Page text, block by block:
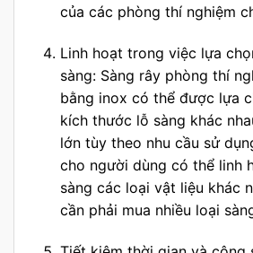
của các phòng thí nghiệm
Linh hoạt trong việc lựa
sàng: Sàng rây phòng thí
bằng inox có thể được lựa
kích thước lỗ sàng khác
lớn tùy theo nhu cầu sử
cho người dùng có thể linh
sàng các loại vật liệu khác
cần phải mua nhiều loại